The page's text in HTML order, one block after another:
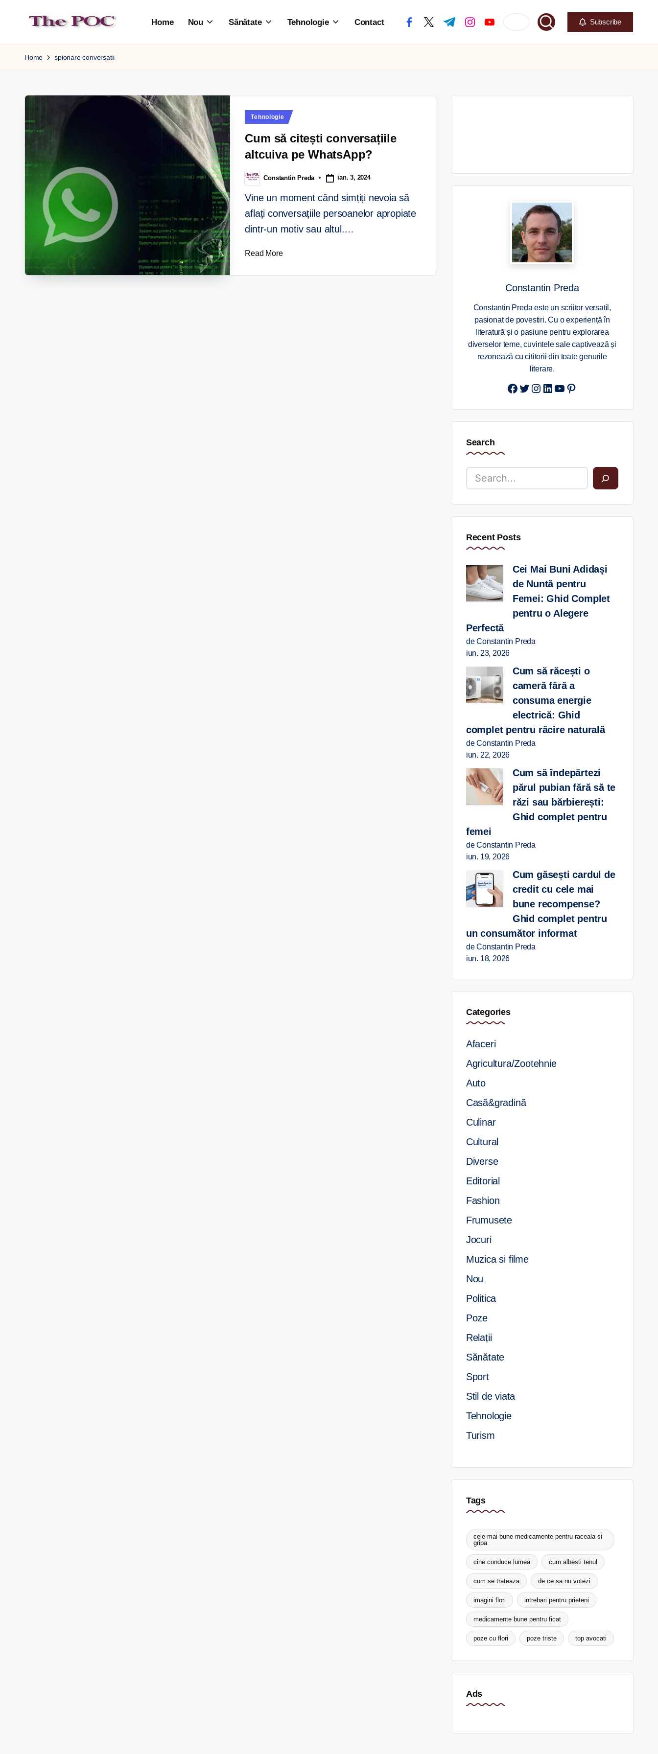
to
content
Home Nou Sănătate Tehnologie Contact Subscribe
Home spionare conversatii
Tehnologie
Cum să citești conversațiile
altcuiva pe WhatsApp?
Constantin Preda ian. 3, 2024
Vine un moment când simțiți nevoia să
aflați conversațiile persoanelor apropiate
dintr-un motiv sau altul.…
Read More
Constantin Preda
Constantin Preda este un scriitor versatil,
pasionat de povestiri. Cu o experiență în
literatură și o pasiune pentru explorarea
diverselor teme, cuvintele sale captivează și
rezonează cu cititorii din toate genurile
literare.
Twitter
Instagram
LinkedIn
YouTube
Pinterest
Search
Recent Posts
Cei Mai Buni Adidași
de Nuntă pentru
Femei: Ghid Complet
pentru o Alegere
Perfectă
de Constantin Preda
iun. 23, 2026
Cum să răcești o
cameră fără a
consuma energie
electrică: Ghid
complet pentru răcire naturală
de Constantin Preda
iun. 22, 2026
Cum să îndepărtezi
părul pubian fără să te
răzi sau bărbierești:
Ghid complet pentru
femei
de Constantin Preda
iun. 19, 2026
Cum găsești cardul de
credit cu cele mai
bune recompense?
Ghid complet pentru
un consumător informat
de Constantin Preda
iun. 18, 2026
Categories
Afaceri
Agricultura/Zootehnie
Auto
Casă&gradină
Culinar
Cultural
Diverse
Editorial
Fashion
Frumusete
Jocuri
Muzica si filme
Nou
Politica
Poze
Relații
Sănătate
Sport
Stil de viata
Tehnologie
Turism
Tags
cele mai bune medicamente pentru raceala si
gripa
cine conduce lumea cum albesti tenul
cum se trateaza de ce sa nu votezi
imagini flori intrebari pentru prieteni
medicamente bune pentru ficat
poze cu flori poze triste top avocati
Ads